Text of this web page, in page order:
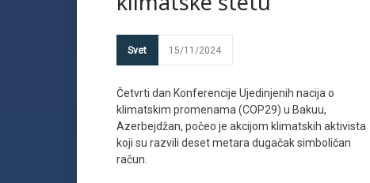
Svet 15/11/2024
Četvrti dan Konferencije Ujedinjenih nacija o
klimatskim promenama (COP29) u Bakuu,
Azerbejdžan, počeo je akcijom klimatskih aktivista
koji su razvili deset metara dugačak simboličan
račun.